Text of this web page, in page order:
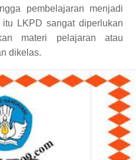
pembelajaran menjadi
LKPD sangat diperlukan
materi pelajaran atau
dikelas.